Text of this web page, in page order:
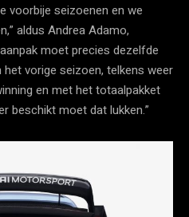
voorbije seizoenen en we
aldus Andrea Adamo,
moet precies dezelfde
vorige seizoen, telkens weer
en met het totaalpakket
beschikt moet dat lukken.”